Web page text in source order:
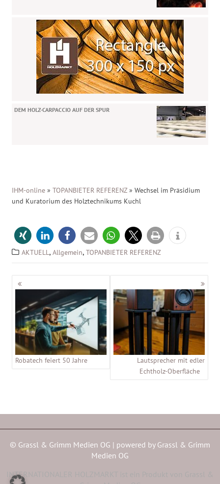
DEM HOLZ-CARPACCIO AUF DER SPUR
IHM-online »TOPANBIETER REFERENZ »Wechsel im Präsidium
und Kuratorium des Holztechnikums Kuchl
AKTUELL,Allgemein,TOPANBIETER REFERENZ
Beitragsnavigation
Robatech feiert 50 Jahre
Lautsprecher mit edler
Echtholz-Oberfläche
© Grassl & Grimm Medien OG | powered by Grassl & Grimm
Medien OG
INTERNATIONALER HOLZMARKT ist ein Produkt von Grassl &